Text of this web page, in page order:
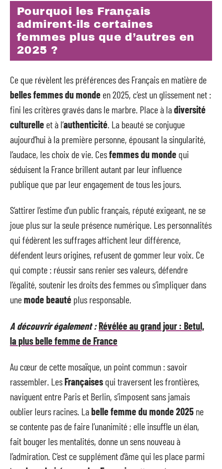
Pourquoi les Français
admirent-ils certaines
femmes plus que d’autres en
2025 ?
Ce que révèlent les préférences des Français en matière de
belles femmes du monde en 2025, c’est un glissement net :
fini les critères gravés dans le marbre. Place à ladiversité
culturelle et à l’authenticité . La beauté se conjugue
aujourd’hui à la première personne, épousant la singularité,
l’audace, les choix de vie. Cesfemmes du monde qui
séduisent la France brillent autant par leur influence
publique que par leur engagement de tous les jours.
S’attirer l’estime d’un public français, réputé exigeant, ne se
joue plus sur la seule présence numérique. Les personnalités
qui fédèrent les suffrages affichent leur différence,
défendent leurs origines, refusent de gommer leur voix. Ce
qui compte : réussir sans renier ses valeurs, défendre
l’égalité, soutenir les droits des femmes ou s’impliquer dans
unemode beauté plus responsable.
A découvrir également :Révélée au grand jour : Betul,
la plus belle femme de France
Au cœur de cette mosaïque, un point commun : savoir
rassembler. LesFrançaises qui traversent les frontières,
naviguent entre Paris et Berlin, s’imposent sans jamais
oublier leurs racines. Labelle femme du monde 2025 ne
se contente pas de faire l’unanimité ; elle insuffle un élan,
fait bouger les mentalités, donne un sens nouveau à
l’admiration. C’est ce supplément d’âme qui les place parmi